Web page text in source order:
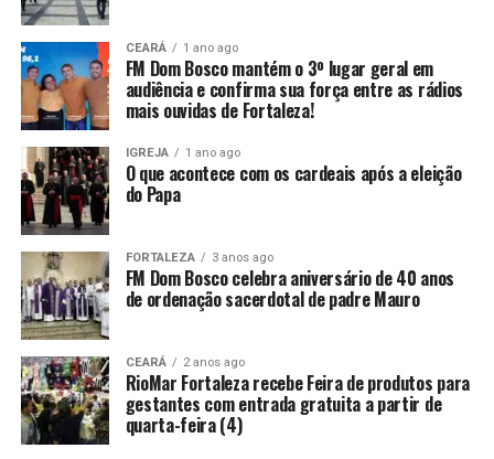
CEARÁ 1 ano ago
FM Dom Bosco mantém o 3º lugar geral em
audiência e confirma sua força entre as rádios
mais ouvidas de Fortaleza!
IGREJA 1 ano ago
O que acontece com os cardeais após a eleição
do Papa
FORTALEZA 3 anos ago
FM Dom Bosco celebra aniversário de 40 anos
de ordenação sacerdotal de padre Mauro
CEARÁ 2 anos ago
RioMar Fortaleza recebe Feira de produtos para
gestantes com entrada gratuita a partir de
quarta-feira (4)